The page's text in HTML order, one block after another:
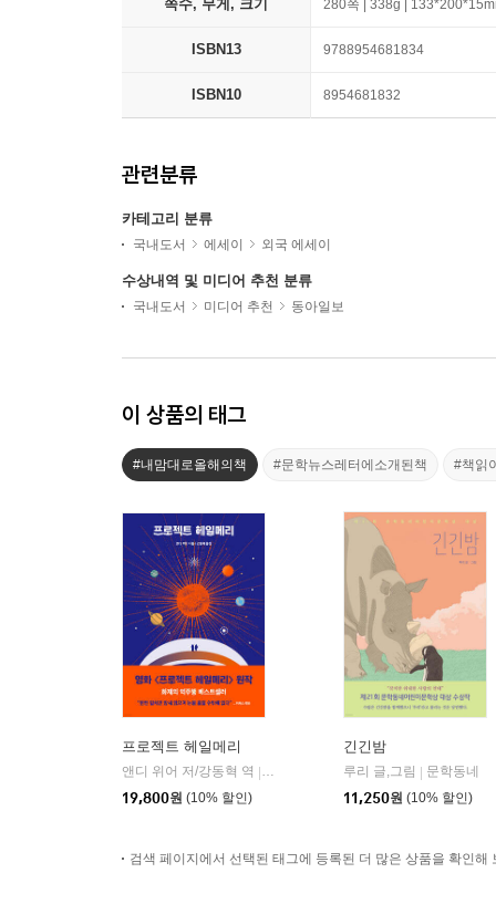
쪽수, 무게, 크기 280쪽 | 338g |
ISBN13 9788954681834
ISBN10 8954681832
관련분류
카테고리 분류
국내도서 에세이 외국 에세이
수상내역 및 미디어 추천 분류
국내도서 미디어 추천 동아일보
이 상품의 태그
#내맘대로올해의책 #문학뉴스레터에소개된책 #책읽
프로젝트 헤일메리
앤디 위어 저/강동혁 역
알에이치코리아(RHK)
19,800원 (10% 할인)
긴긴밤
루리 글,그림
문학동네
11,250원 (10% 할인)
검색 페이지에서 선택된 태그에 등록된 더 많은 상품을 확인해